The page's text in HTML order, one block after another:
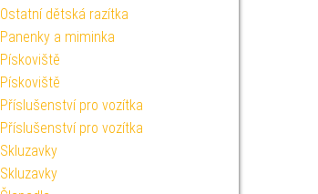
Ostatní dětská razítka
Panenky a miminka
Pískoviště
Pískoviště
Příslušenství pro vozítka
Příslušenství pro vozítka
Skluzavky
Skluzavky